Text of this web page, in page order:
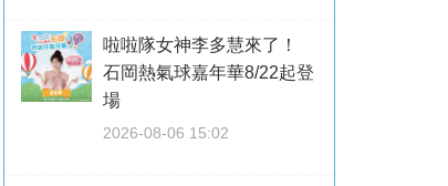
啦啦隊女神李多慧來了！
石岡熱氣球嘉年華8/22起登
場
2026-08-06 15:02